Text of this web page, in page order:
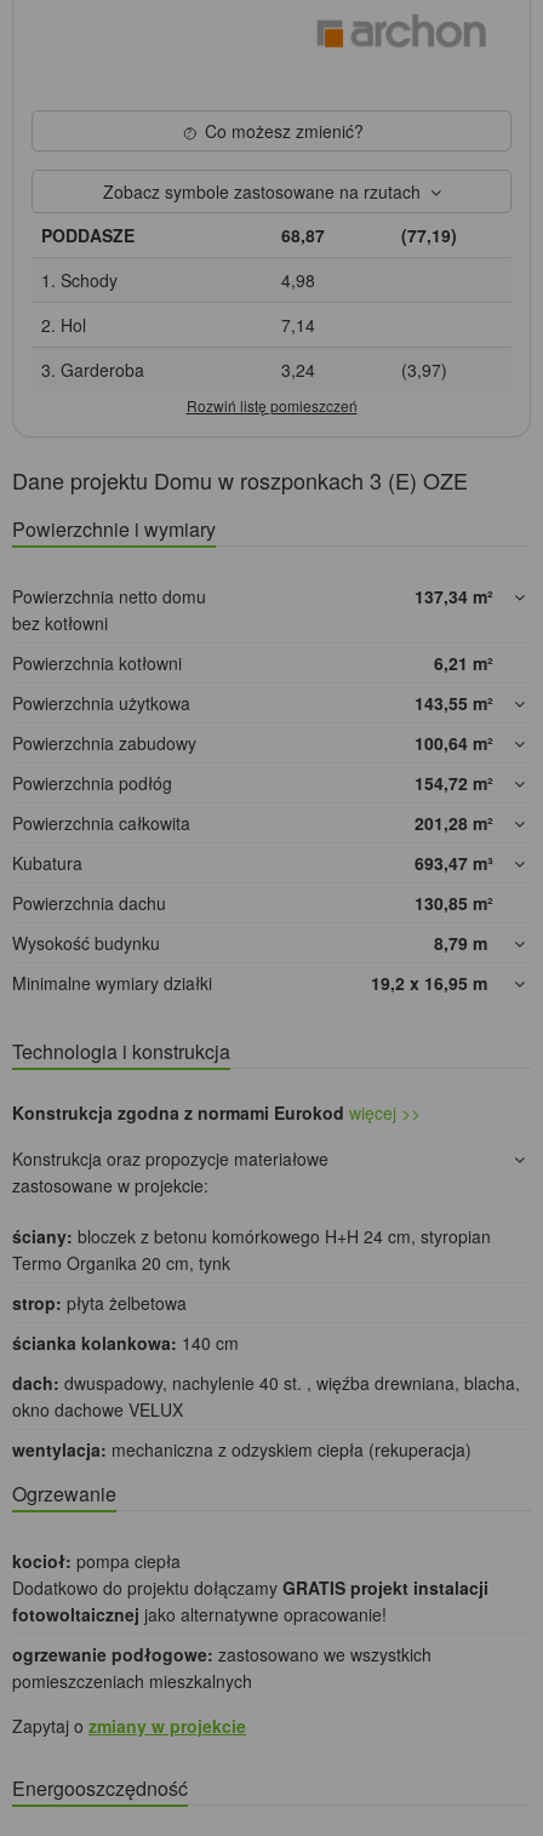
Co możesz zmienić?
Zobacz symbole zastosowane na rzutach
PODDASZE
68,87
(77,19)
1. Schody
4,98
2. Hol
7,14
3. Garderoba
3,24 (3,97)
Dane projektu Domu w roszponkach 3 (E) OZE
Powierzchnie i wymiary
Powierzchnia netto domu
bez kotłowni
137,34 m²
Powierzchnia kotłowni 6,21 m²
Powierzchnia użytkowa
143,55 m²
Powierzchnia zabudowy
100,64 m²
Powierzchnia podłóg
154,72 m²
Powierzchnia całkowita
201,28 m²
Kubatura
693,47 m³
Powierzchnia dachu
130,85 m²
Wysokość budynku
8,79 m
Minimalne wymiary działki
19,2 x 16,95 m
Technologia i konstrukcja
Konstrukcja zgodna z normami Eurokod więcej >>
Konstrukcja oraz propozycje materiałowe
zastosowane w projekcie:
ściany: bloczek z betonu komórkowego H+H 24 cm, styropian
Termo Organika 20 cm, tynk
strop: płyta żelbetowa
ścianka kolankowa: 140 cm
dach: dwuspadowy, nachylenie 40 st. , więźba drewniana, blacha,
okno dachowe VELUX
wentylacja: mechaniczna z odzyskiem ciepła (rekuperacja)
Ogrzewanie
kocioł: pompa ciepła
Dodatkowo do projektu dołączamy GRATIS projekt instalacji
fotowoltaicznej jako alternatywne opracowanie!
ogrzewanie podłogowe: zastosowano we wszystkich
pomieszczeniach mieszkalnych
Zapytaj o zmiany w projekcie
Energooszczędność